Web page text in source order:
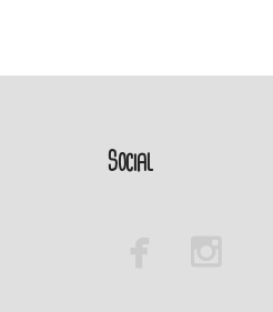
Social